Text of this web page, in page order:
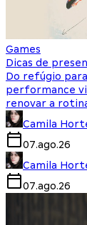
Games
Dicas de
Do refúgio
performance
renovar a
Camila
07.ago.26
Camila
07.ago.26